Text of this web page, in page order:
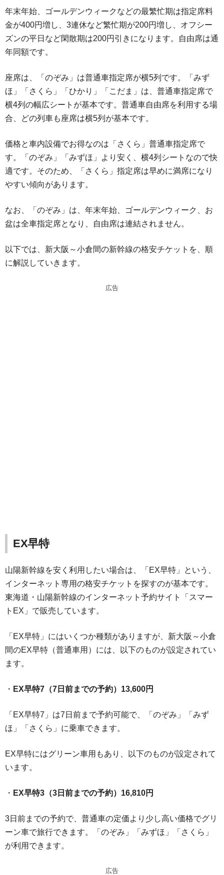
年末年始、ゴールデンウィークなどの最繁忙期は指定席料
金が400円増し、3連休など繁忙期が200円増し、オフシー
ズンの平日など閑散期は200円引きになります。自由席は通
年同額です。
座席は、「のぞみ」は普通車指定席が横5列です。「みず
ほ」「さくら」「ひかり」「こだま」は、普通車指定席で
横4列の幅広シートが基本です。普通車自由席を利用する場
合、どの列車も座席は横5列が基本です。
価格と車内設備でお得なのは「さくら」普通車指定席で
す。「のぞみ」「みずほ」より安く、横4列シートなので快
適です。そのため、「さくら」指定席は早めに満席になり
やすい傾向があります。
なお、「のぞみ」は、年末年始、ゴールデンウィーク、お
盆は全車指定席となり、自由席は連結されません。
以下では、新大阪～小倉間の新幹線の格安チケットを、順
に解説していきます。
広告
EX早特
山陽新幹線を安く利用したい場合は、「EX早特」という、
インターネット専用の格安チケットを探すのが基本です。
東海道・山陽新幹線のインターネット予約サイト「スマー
トEX」で販売しています。
「EX早特」にはいくつか種類がありますが、新大阪～小倉
間のEX早特（普通車用）には、以下のものが設定されてい
ます。
・ EX早特7（7日前までの予約）13,600円
「EX早特7」は7日前まで予約可能で、「のぞみ」「みず
ほ」「さくら」に乗車できます。
EX早特にはグリーン車用もあり、以下のものが設定されて
います。
・ EX早特3（3日前までの予約）16,810円
3日前までの予約で、普通車の定価より少し高い価格でグリ
ーン車で旅行できます。「のぞみ」「みずほ」「さくら」
が利用できます。
広告